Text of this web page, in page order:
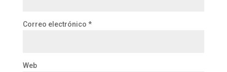
Correo electrónico *
Web